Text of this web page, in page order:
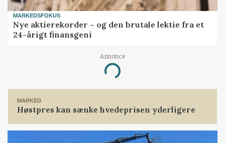
MARKEDSFOKUS
Nye aktierekorder – og den brutale lektie fra et
24-årigt finansgeni
Annonce
Loading...
MARKED
Høstpres kan sænke hvedeprisen yderligere